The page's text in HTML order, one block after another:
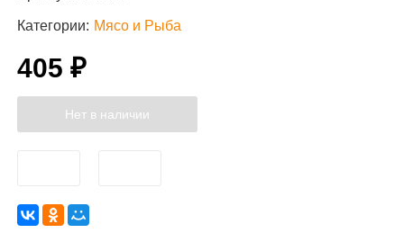
Категории: Мясо и Рыба
405 ₽
Нет в наличии